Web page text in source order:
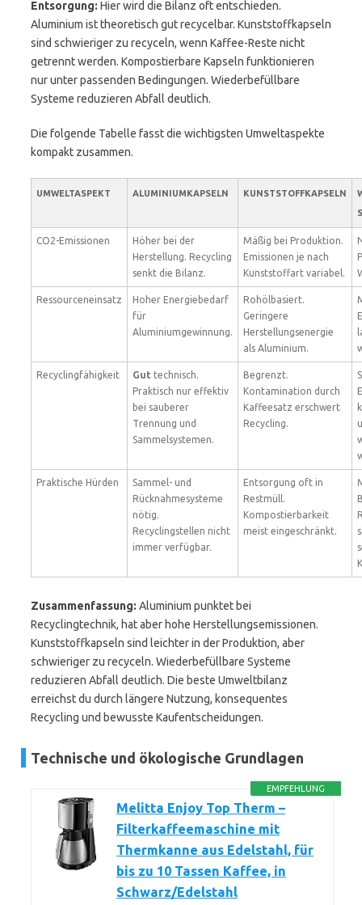
Entsorgung: Hier wird die Bilanz oft entschieden.
Aluminium ist theoretisch gut recycelbar. Kunststoffkapseln
sind schwieriger zu recyceln, wenn Kaffee-Reste nicht
getrennt werden. Kompostierbare Kapseln funktionieren
nur unter passenden Bedingungen. Wiederbefüllbare
Systeme reduzieren Abfall deutlich.
Die folgende Tabelle fasst die wichtigsten Umweltaspekte
kompakt zusammen.
UMWELTASPEKT ALUMINIUMKAPSELN KUNSTSTOFFKAPSELN
CO2-Emissionen
Höher bei der
Herstellung. Recycling
senkt die Bilanz.
Mäßig bei Produktion.
Emissionen je nach
Kunststoffart variabel.
Ressourceneinsatz
Hoher Energiebedarf
für
Aluminiumgewinnung.
Rohölbasiert.
Geringere
Herstellungsenergie
als Aluminium.
Recyclingfähigkeit Gut technisch.
Praktisch nur effektiv
bei sauberer
Trennung und
Sammelsystemen.
Begrenzt.
Kontamination durch
Kaffeesatz erschwert
Recycling.
Praktische Hürden
Sammel- und
Rücknahmesysteme
nötig.
Recyclingstellen nicht
immer verfügbar.
Entsorgung oft in
Restmüll.
Kompostierbarkeit
meist eingeschränkt.
Zusammenfassung: Aluminium punktet bei
Recyclingtechnik, hat aber hohe Herstellungsemissionen.
Kunststoffkapseln sind leichter in der Produktion, aber
schwieriger zu recyceln. Wiederbefüllbare Systeme
reduzieren Abfall deutlich. Die beste Umweltbilanz
erreichst du durch längere Nutzung, konsequentes
Recycling und bewusste Kaufentscheidungen.
Technische und ökologische Grundlagen
EMPFEHLUNG
Melitta Enjoy Top Therm –
Filterkaffeemaschine mit
Thermkanne aus Edelstahl, für
bis zu 10 Tassen Kaffee, in
Schwarz/Edelstahl